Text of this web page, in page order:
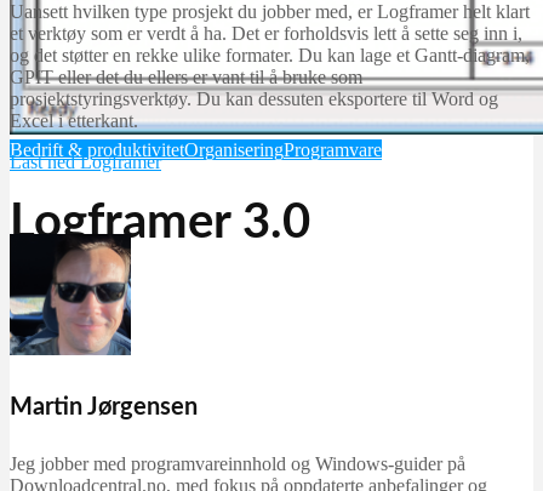
Bedrift & produktivitetOrganiseringProgramvare
Logframer 3.0
Martin Jørgensen
september 23, 2025
Uansett hvilken type prosjekt du jobber med, er Logframer helt klart
et verktøy som er verdt å ha. Det er forholdsvis lett å sette seg inn i,
og det støtter en rekke ulike formater. Du kan lage et Gantt-diagram,
GPIT eller det du ellers er vant til å bruke som
prosjektstyringsverktøy. Du kan dessuten eksportere til Word og
Excel i etterkant.
Last ned Logframer
Martin Jørgensen
Jeg jobber med programvareinnhold og Windows-guider på
Downloadcentral.no, med fokus på oppdaterte anbefalinger og